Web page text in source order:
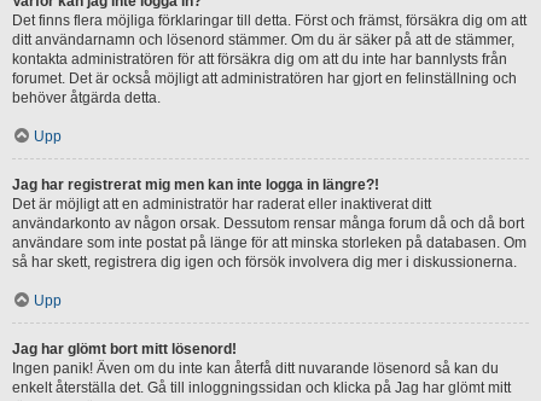
Det finns flera möjliga förklaringar till detta. Först och främst, försäkra dig om att
ditt användarnamn och lösenord stämmer. Om du är säker på att de stämmer,
kontakta administratören för att försäkra dig om att du inte har bannlysts från
forumet. Det är också möjligt att administratören har gjort en felinställning och
behöver åtgärda detta.
Upp
Jag har registrerat mig men kan inte logga in längre?!
Det är möjligt att en administratör har raderat eller inaktiverat ditt
användarkonto av någon orsak. Dessutom rensar många forum då och då bort
användare som inte postat på länge för att minska storleken på databasen. Om
så har skett, registrera dig igen och försök involvera dig mer i diskussionerna.
Upp
Jag har glömt bort mitt lösenord!
Ingen panik! Även om du inte kan återfå ditt nuvarande lösenord så kan du
enkelt återställa det. Gå till inloggningssidan och klicka på Jag har glömt mitt